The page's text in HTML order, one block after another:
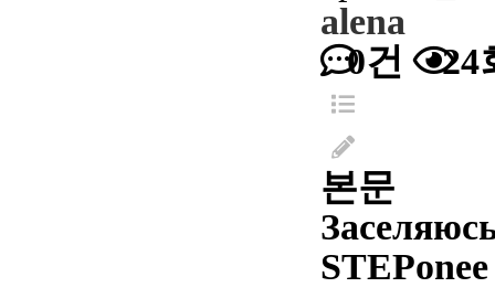
alena
0건
24
본문
STEPonee